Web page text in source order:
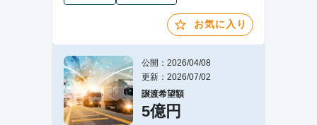
お気に入り
公開：2026/04/08
更新：2026/07/02
譲渡希望額
5億円